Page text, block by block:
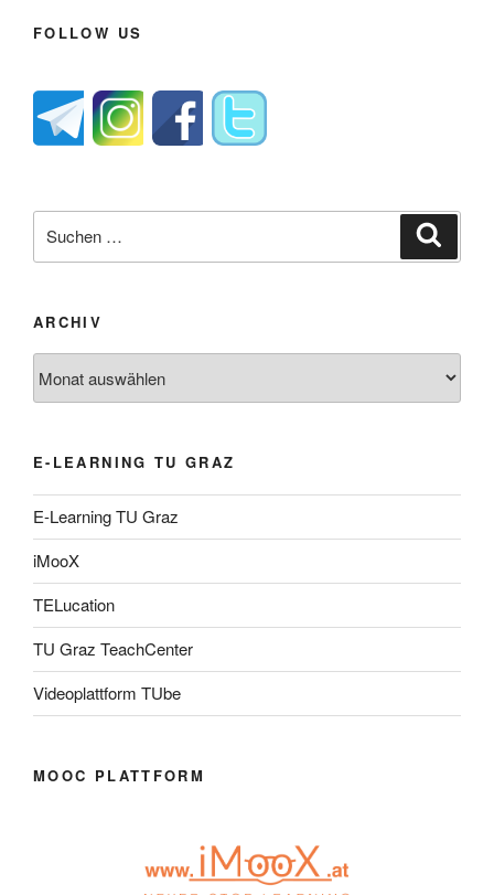
FOLLOW US
nach:
ARCHIV
E-LEARNING TU GRAZ
E-Learning TU Graz
iMooX
TELucation
TU Graz TeachCenter
Videoplattform TUbe
MOOC PLATTFORM